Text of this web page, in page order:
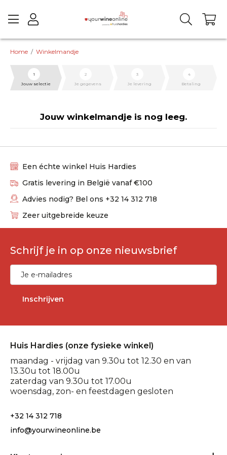
Home / Winkelmandje
1
Jouw selectie
2
Je gegevens
3
Je levering
4
Betaling
Jouw winkelmandje is nog leeg.
Een échte winkel Huis Hardies
Gratis levering in België vanaf €100
Advies nodig? Bel ons +32 14 312 718
Zeer uitgebreide keuze
Schrijf je in op onze nieuwsbrief
Inschrijven
Huis Hardies (onze fysieke winkel)
maandag - vrijdag van 9.30u tot 12.30 en van
13.30u tot 18.00u
zaterdag van 9.30u tot 17.00u
woensdag, zon- en feestdagen gesloten
+32 14 312 718
info@yourwineonline.be